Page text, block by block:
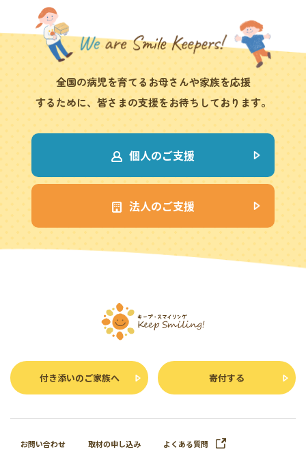
全国の病児を育てるお母さんや家族を応援
するために、皆さまの支援をお待ちしております。
個人のご支援
法人のご支援
付き添いのご家族へ 寄付する
お問い合わせ 取材の申し込み よくある質問